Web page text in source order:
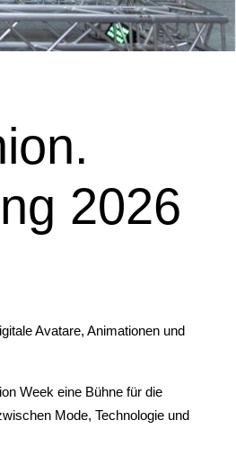
2026
Avatare, Animationen und
Week eine Bühne für die
Mode, Technologie und